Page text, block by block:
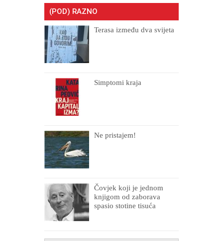
(POD) RAZNO
Terasa između dva svijeta
Simptomi kraja
Ne pristajem!
Čovjek koji je jednom
knjigom od zaborava
spasio stotine tisuća